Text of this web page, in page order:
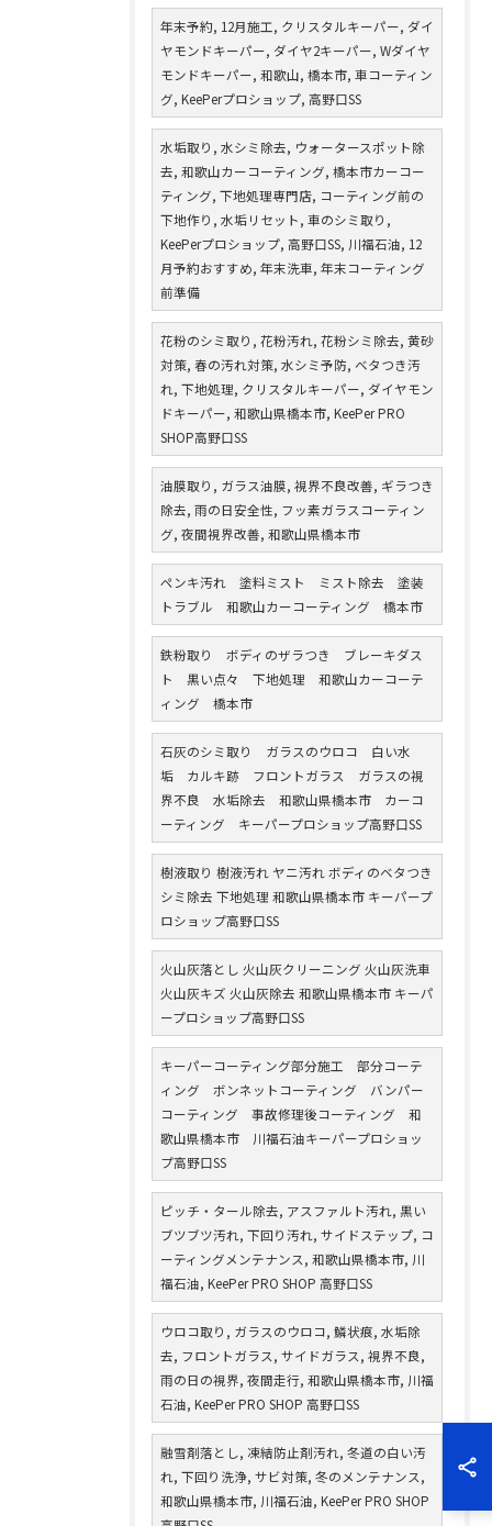
年末予約, 12月施工, クリスタルキーパー, ダイ
ヤモンドキーパー, ダイヤ2キーパー, Wダイヤ
モンドキーパー, 和歌山, 橋本市, 車コーティン
グ, KeePerプロショップ, 高野口SS
水垢取り, 水シミ除去, ウォータースポット除
去, 和歌山カーコーティング, 橋本市カーコー
ティング, 下地処理専門店, コーティング前の
下地作り, 水垢リセット, 車のシミ取り,
KeePerプロショップ, 高野口SS, 川福石油, 12
月予約おすすめ, 年末洗車, 年末コーティング
前準備
花粉のシミ取り, 花粉汚れ, 花粉シミ除去, 黄砂
対策, 春の汚れ対策, 水シミ予防, ベタつき汚
れ, 下地処理, クリスタルキーパー, ダイヤモン
ドキーパー, 和歌山県橋本市, KeePer PRO
SHOP高野口SS
油膜取り, ガラス油膜, 視界不良改善, ギラつき
除去, 雨の日安全性, フッ素ガラスコーティン
グ, 夜間視界改善, 和歌山県橋本市
ペンキ汚れ 塗料ミスト ミスト除去 塗装
トラブル 和歌山カーコーティング 橋本市
鉄粉取り ボディのザラつき ブレーキダス
ト 黒い点々 下地処理 和歌山カーコーテ
ィング 橋本市
石灰のシミ取り ガラスのウロコ 白い水
垢 カルキ跡 フロントガラス ガラスの視
界不良 水垢除去 和歌山県橋本市 カーコ
ーティング キーパープロショップ高野口SS
樹液取り 樹液汚れ ヤニ汚れ ボディのベタつき
シミ除去 下地処理 和歌山県橋本市 キーパープ
ロショップ高野口SS
火山灰落とし 火山灰クリーニング 火山灰洗車
火山灰キズ 火山灰除去 和歌山県橋本市 キーパ
ープロショップ高野口SS
キーパーコーティング部分施工 部分コーテ
ィング ボンネットコーティング バンパー
コーティング 事故修理後コーティング 和
歌山県橋本市 川福石油キーパープロショッ
プ高野口SS
ピッチ・タール除去, アスファルト汚れ, 黒い
ブツブツ汚れ, 下回り汚れ, サイドステップ, コ
ーティングメンテナンス, 和歌山県橋本市, 川
福石油, KeePer PRO SHOP 高野口SS
ウロコ取り, ガラスのウロコ, 鱗状痕, 水垢除
去, フロントガラス, サイドガラス, 視界不良,
雨の日の視界, 夜間走行, 和歌山県橋本市, 川福
石油, KeePer PRO SHOP 高野口SS
融雪剤落とし, 凍結防止剤汚れ, 冬道の白い汚
れ, 下回り洗浄, サビ対策, 冬のメンテナンス,
和歌山県橋本市, 川福石油, KeePer PRO SHOP